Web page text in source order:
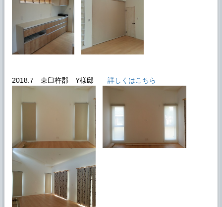
2018.7 東臼杵郡 Y様邸 詳しくはこちら